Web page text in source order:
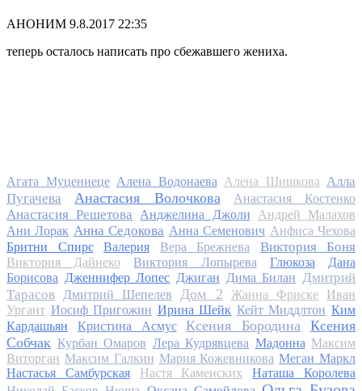
АНОНИМ 9.8.2017 22:35
теперь осталось написать про сбежавшего жениха.
Агата Муцениеце Алена Водонаева Алена Шишкова Алла
Пугачева
Анастасия Волочкова Анастасия Костенко
Анастасия Решетова Анджелина Джоли
Андрей Малахов
Ани Лорак Анна Седокова Анна Семенович Анфиса Чехова
Бритни Спирс
Валерия Вера Брежнева Виктория Боня
Виктория Дайнеко Виктория Лопырева Глюкоза
Дана
Борисова Дженнифер Лопес Джиган Дима Билан Дмитрий
Тарасов
Дмитрий Шепелев Дом 2 Жанна Фриске
Иван
Ургант Иосиф Пригожин Ирина Шейк Кейт Миддлтон Ким
Кардашьян
Кристина Асмус Ксения Бородина
Ксения
Собчак Курбан Омаров Лера Кудрявцева Мадонна Максим
Виторган Максим Галкин Мария Кожевникова Меган Маркл
Настасья Самбурская
Настя Каменских
Наташа Королева